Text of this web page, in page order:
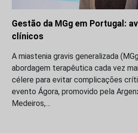
Gestão da MGg em Portugal:
clínicos
A miastenia gravis generalizada
abordagem terapêutica cada vez
célere para evitar complicações
evento Ágora, promovido pela
Medeiros,…